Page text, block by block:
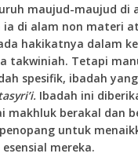
maujud-maujud di
ia di alam non materi
hakikatnya dalam
takwiniah. Tetapi
spesifik, ibadah
Ibadah ini
makhluk berakal dan
untuk
mereka.